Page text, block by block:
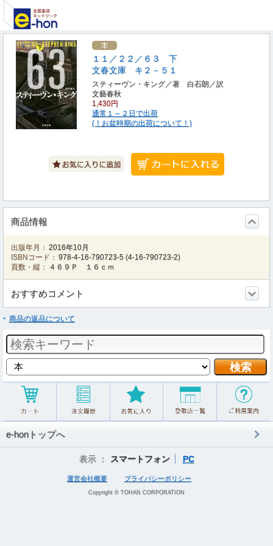
１１／２２／６３ 下
文春文庫 キ２－５１
スティーヴン・キング／著 白石朗／訳
文藝春秋
1,430円
通常１～２日で出荷
(！お盆時期の出荷について！)
商品情報
出版年月： 2016年10月
ISBNコード： 978-4-16-790723-5 (4-16-790723-2)
頁数・縦：
４６９Ｐ １６ｃｍ
おすすめコメント
商品の返品について
e-honトップへ
表示 ： スマートフォン PC
運営会社概要 プライバシーポリシー
Copyright © TOHAN CORPORATION